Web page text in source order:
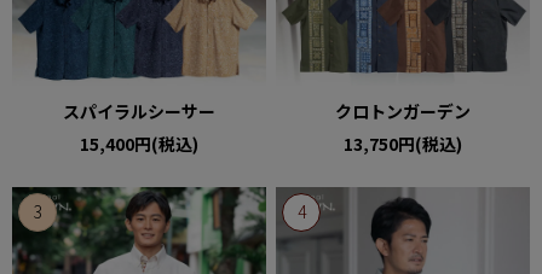
スパイラルシーサー
15,400円(税込)
クロトンガーデン
13,750円(税込)